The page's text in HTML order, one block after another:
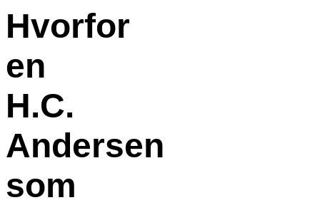
Hvorfor
en
H.C.
Andersen
som